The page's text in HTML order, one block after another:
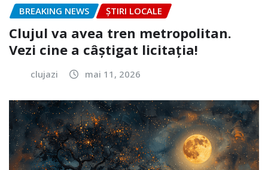
BREAKING NEWS ȘTIRI LOCALE
Clujul va avea tren metropolitan.
Vezi cine a câștigat licitația!
clujazi mai 11, 2026